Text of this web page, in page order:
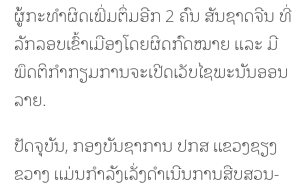
ຜູ້ກະທຳຜິດເພີ່ມຕຶ່ມອີກ 2 ຄົນ ສັນຊາດຈີນ ທີ່
ລັກລອບເຂົ້າເມືອງໂດຍຜິດກົດໝາຍ ແລະ ມີ
ພຶດຕິກຳກຽມການຈະເປີດເວັບໄຊພະນັນອອນ
ລາຍ.
ປັດຈຸບັນ, ກອງບັນຊາການ ປກສ ແຂວງຊຽງ
ຂວາງ ແມ່ນກໍາລັງເລັ່ງດໍາເນີນການສືບສວນ-